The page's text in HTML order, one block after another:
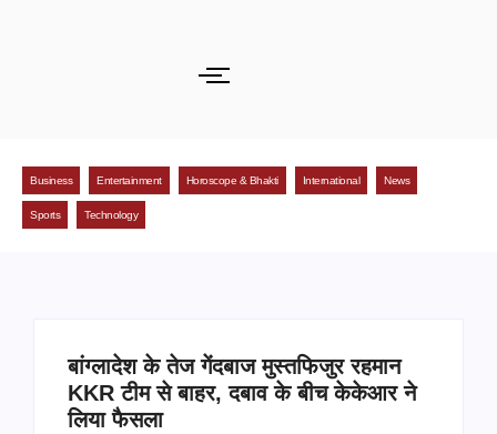
Business Entertainment Horoscope & Bhakti International News
Sports Technology
बांग्लादेश के तेज गेंदबाज मुस्तफिजुर रहमान
KKR टीम से बाहर, दबाव के बीच केकेआर ने
लिया फैसला